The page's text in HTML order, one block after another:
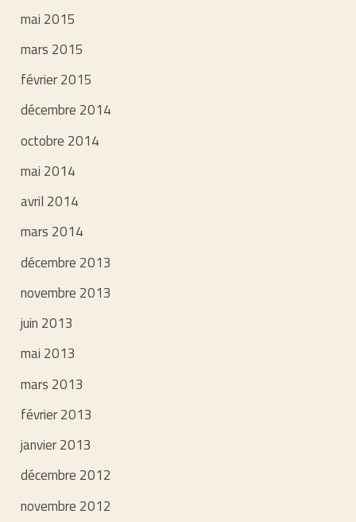
mai 2015
mars 2015
février 2015
décembre 2014
octobre 2014
mai 2014
avril 2014
mars 2014
décembre 2013
novembre 2013
juin 2013
mai 2013
mars 2013
février 2013
janvier 2013
décembre 2012
novembre 2012